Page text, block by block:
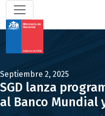
Septiembre 2, 2025
SGD lanza
al Banco Mundial